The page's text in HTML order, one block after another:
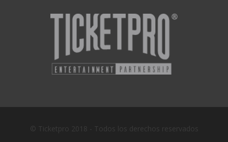
© Ticketpro 2018 - Todos los derechos reservados